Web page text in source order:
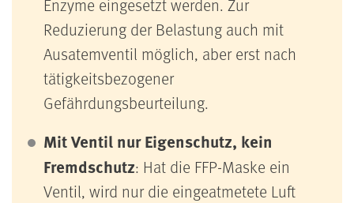
Enzyme eingesetzt werden. Zur
Reduzierung der Belastung auch mit
Ausatemventil möglich, aber erst nach
tätigkeitsbezogener
Gefährdungsbeurteilung.
Mit Ventil nur Eigenschutz, kein
Fremdschutz: Hat die FFP-Maske ein
Ventil, wird nur die eingeatmetete Luft